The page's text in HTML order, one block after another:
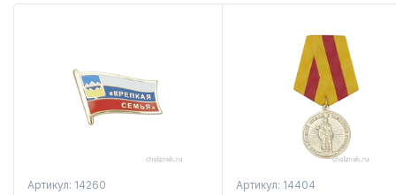
Артикул: 14260 Артикул: 14404